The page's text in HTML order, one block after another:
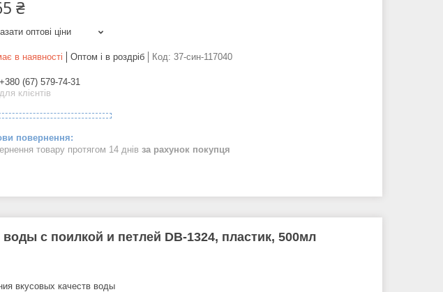
₴
оптові ціни
в наявності Оптом і в роздріб Код: 37-син-117040
+380 (67) 579-74-31
для клієнтів
товару протягом 14 днів за рахунок покупця
с поилкой и петлей DB-1324, пластик, 500мл
вкусовых качеств воды